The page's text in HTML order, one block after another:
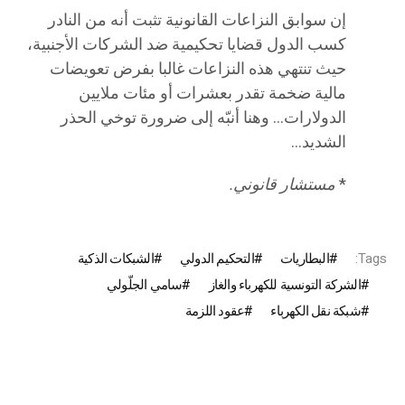
إن سوابق النزاعات القانونية تثبت أنه من النادر
كسب الدول قضايا تحكيمية ضد الشركات الأجنبية،
حيث تنتهي هذه النزاعات غالبا بفرض تعويضات
مالية ضخمة تقدر بعشرات أو مئات ملايين
الدولارات… وهنا أنبّه إلى ضرورة توخي الحذر
الشديد…
*مستشار قانوني.
Tags: البطاريات التحكيم الدولي
الشبكات الذكية
الشركة التونسية للكهرباء والغاز
سامي الجلّولي
شبكة نقل الكهرباء
عقود اللزمة